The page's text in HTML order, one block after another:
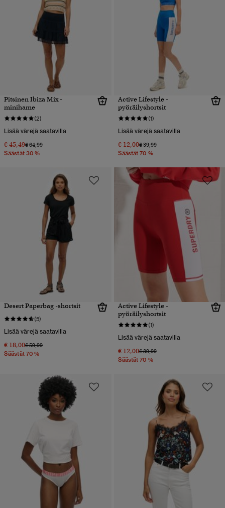
Pitsinen Ibiza Mix -
minihame
(2)
Lisää värejä saatavilla
€ 45,49Hinta alennettu hinnasta
€ 64,99hintaan
Säästät 30 %
Active Lifestyle -
pyöräilyshortsit
(1)
Lisää värejä saatavilla
€ 12,00Hinta alennettu hinnasta
€ 39,99hintaan
Säästät 70 %
Desert Paperbag -shortsit
(5)
Lisää värejä saatavilla
€ 18,00Hinta alennettu hinnasta
€ 59,99hintaan
Säästät 70 %
Active Lifestyle -
pyöräilyshortsit
(1)
Lisää värejä saatavilla
€ 12,00Hinta alennettu hinnasta
€ 39,99hintaan
Säästät 70 %